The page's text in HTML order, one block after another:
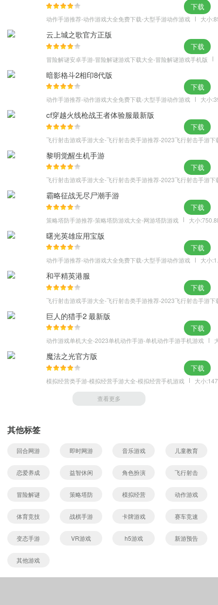
3、潜入房间当中去搜寻各种有用的道具，这样才能帮助你完成更多
使命和任务。
动作手游推荐-动作游戏大全免费下载-大型手游动作游戏 大小
下载
云上城之歌官方正版
冒险解谜安卓手游-冒险解谜游戏下载大全-冒险解谜游戏手机版
下载
暗影格斗2相印8代版
动作手游推荐-动作游戏大全免费下载-大型手游动作游戏 大小
下载
cf穿越火线枪战王者体验服最新版
飞行射击游戏手游大全-飞行射击类手游推荐-2023飞行射击手游下
下载
黎明觉醒生机手游
飞行射击游戏手游大全-飞行射击类手游推荐-2023飞行射击手游下
下载
霸略征战无尽尸潮手游
策略塔防手游推荐-策略塔防游戏大全-网游塔防游戏 大小
下载
曙光英雄应用宝版
动作手游推荐-动作游戏大全免费下载-大型手游动作游戏 大小
下载
和平精英港服
飞行射击游戏手游大全-飞行射击类手游推荐-2023飞行射击手游下
下载
巨人的猎手2 最新版
动作游戏单机大全-2023单机动作手游-单机动作手游手机游戏
下载
魔法之光官方版
模拟经营类手游-模拟经营手游大全-模拟经营手机游戏 大小
下载
查看更多
其他标签
回合网游 即时网游 音乐游戏 儿童教育
恋爱养成 益智休闲 角色扮演 飞行射击
冒险解谜 策略塔防 模拟经营 动作游戏
体育竞技 战棋手游 卡牌游戏 赛车竞速
变态手游 VR游戏 h5游戏 新游预告
其他游戏